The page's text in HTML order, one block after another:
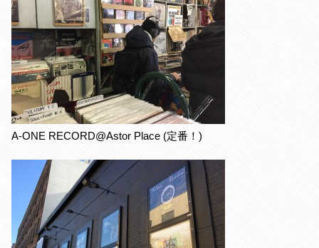
A-ONE RECORD@Astor Place (定番！)